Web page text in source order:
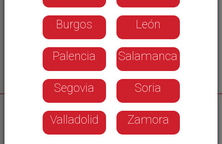
06/06/2025
Fátima Pérez
Burgos León
Palencia Salamanca
Segovia Soria
Valladolid Zamora